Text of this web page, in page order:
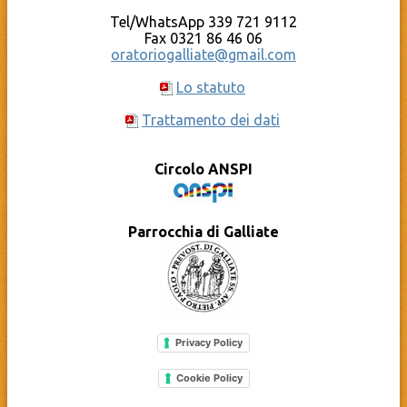
Tel/WhatsApp 339 721 9112
Fax 0321 86 46 06
oratoriogalliate@gmail.com
Lo statuto
Trattamento dei dati
Circolo ANSPI
Parrocchia di Galliate
Privacy Policy
Cookie Policy